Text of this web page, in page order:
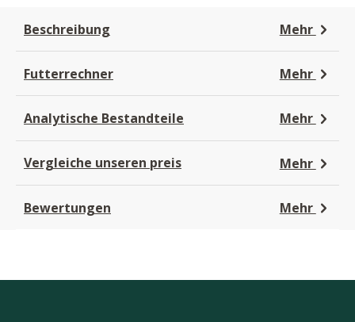
Beschreibung Mehr
Futterrechner Mehr
Analytische Bestandteile Mehr
Vergleiche unseren preis Mehr
Bewertungen Mehr